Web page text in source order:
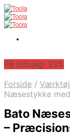
På Udsalg! 33%
Forside / Værktøj
Næsestykke
Bato
–